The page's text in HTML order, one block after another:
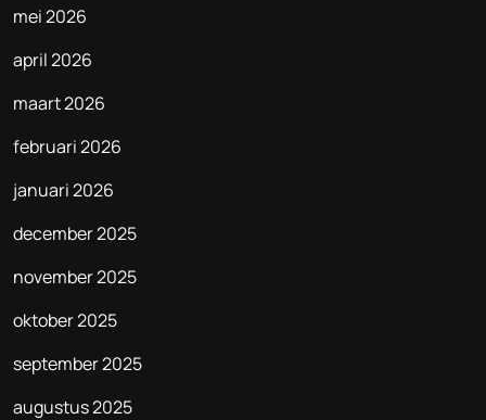
mei 2026
april 2026
maart 2026
februari 2026
januari 2026
december 2025
november 2025
oktober 2025
september 2025
augustus 2025